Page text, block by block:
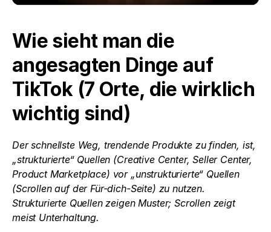
Wie sieht man die
angesagten Dinge auf
TikTok (7 Orte, die wirklich
wichtig sind)
Der schnellste Weg, trendende Produkte zu finden, ist,
„strukturierte“ Quellen (Creative Center, Seller Center,
Product Marketplace) vor „unstrukturierte“ Quellen
(Scrollen auf der Für-dich-Seite) zu nutzen.
Strukturierte Quellen zeigen Muster; Scrollen zeigt
meist Unterhaltung.